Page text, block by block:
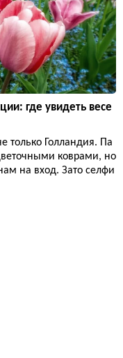
где увидеть весе
только Голландия. Па
коврами, но
на вход. Зато селфи